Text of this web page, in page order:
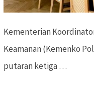
Kementerian
Keamanan (Kemenko
putaran ketiga …